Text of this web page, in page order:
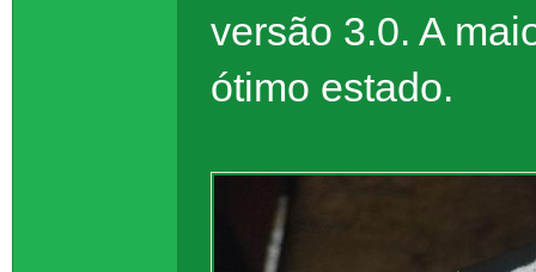
versão 3.0. A
ótimo estado.